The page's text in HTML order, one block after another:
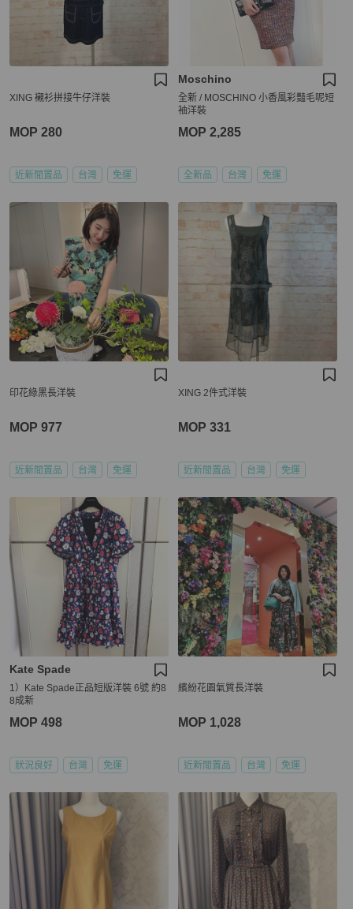
XING 襯衫拼接牛仔洋裝
MOP 280
近新閒置品 台灣 免運
Moschino
全新 / MOSCHINO 小香風彩豔毛呢短
袖洋裝
MOP 2,285
全新品 台灣 免運
印花綠黑長洋裝
MOP 977
近新閒置品 台灣 免運
XING 2件式洋裝
MOP 331
近新閒置品 台灣 免運
Kate Spade
1）Kate Spade正品短版洋裝 6號 約8
8成新
MOP 498
狀況良好 台灣 免運
繽紛花園氣質長洋裝
MOP 1,028
近新閒置品 台灣 免運